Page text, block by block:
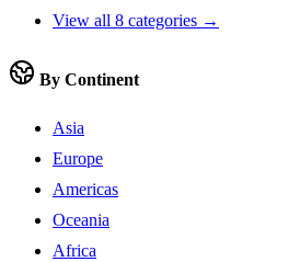
View all 8 categories →
By Continent
Asia
Europe
Americas
Oceania
Africa